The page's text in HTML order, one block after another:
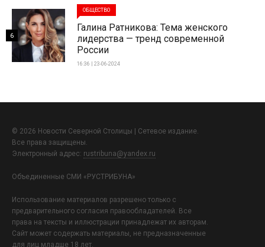
ОБЩЕСТВО
Галина Ратникова: Тема женского
лидерства — тренд современной
России
16:36 | 23-06-2024
6
© 2026 Новости Северной Столицы | Сетевое издание.
Все права защищены.
Электронный адрес: rustribuna@yandex.ru
Объединенные СМИ «РУСТРИБУНА»
Использование материалов разрешено только с
предварительного согласия правообладателей. Все
права на тексты и иллюстрации принадлежат их авторам.
Сайт может содержать материалы, не предназначенные
для лиц младше 18 лет.